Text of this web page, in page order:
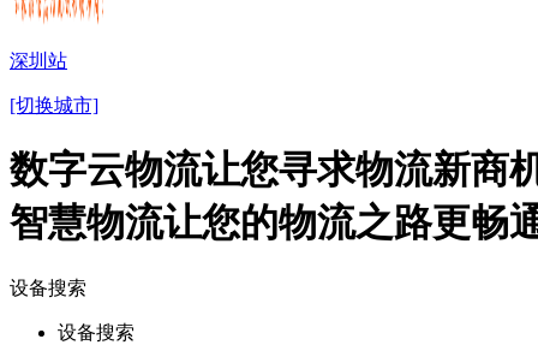
深圳站
[切换城市]
数字云物流让您寻求物流新商
智慧物流让您的物流之路更畅
设备搜索
设备搜索